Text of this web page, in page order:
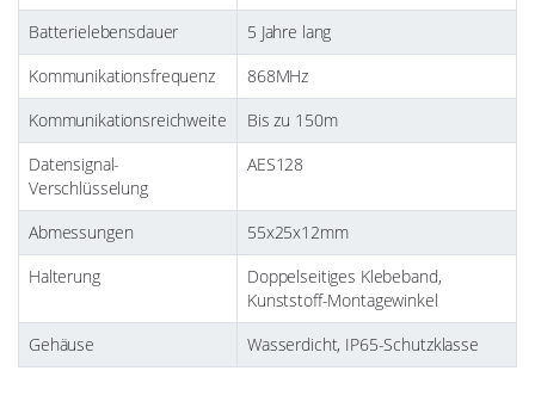
Batterielebensdauer
5 Jahre lang
Kommunikationsfrequenz
868MHz
Kommunikationsreichweite
Bis zu 150m
Datensignal-
Verschlüsselung
AES128
Abmessungen
55x25x12mm
Halterung
Doppelseitiges Klebeband,
Kunststoff-Montagewinkel
Gehäuse
Wasserdicht, IP65-Schutzklasse